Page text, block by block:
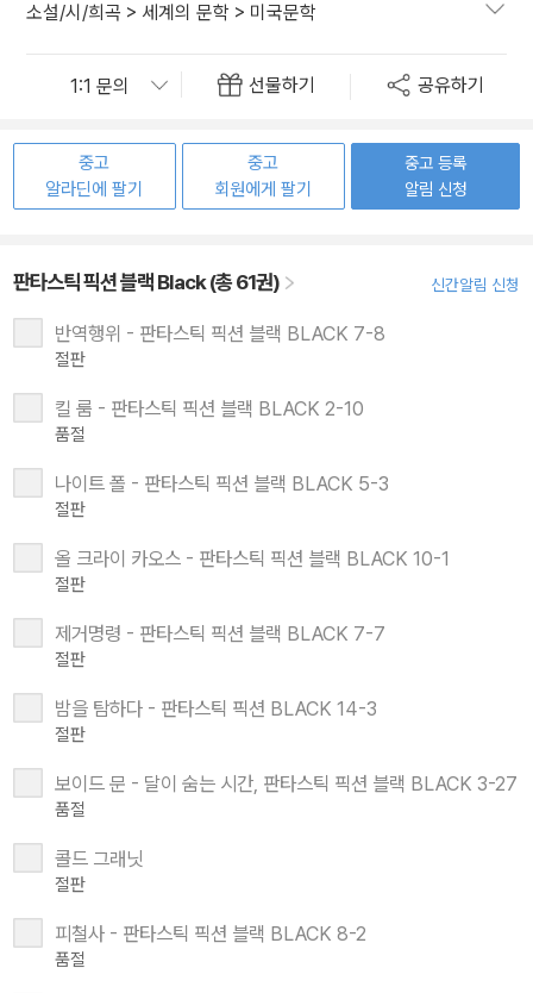
소설/시/희곡 > 세계의 문학 > 미국문학
선물하기 공유하기
중고
알라딘에 팔기
중고
회원에게 팔기
중고 등록
알림 신청
판타스틱 픽션 블랙 Black (총 61권) 신간알림 신청
반역행위 - 판타스틱 픽션 블랙 BLACK 7-8
절판
킬 룸 - 판타스틱 픽션 블랙 BLACK 2-10
품절
나이트 폴 - 판타스틱 픽션 블랙 BLACK 5-3
절판
올 크라이 카오스 - 판타스틱 픽션 블랙 BLACK 10-1
절판
제거명령 - 판타스틱 픽션 블랙 BLACK 7-7
절판
밤을 탐하다 - 판타스틱 픽션 BLACK 14-3
절판
보이드 문 - 달이 숨는 시간, 판타스틱 픽션 블랙 BLACK 3-27
품절
콜드 그래닛
절판
피철사 - 판타스틱 픽션 블랙 BLACK 8-2
품절